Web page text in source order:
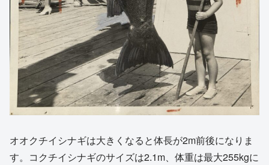
オオクチイシナギは大きくなると体長が2m前後になりま
す。コクチイシナギのサイズは2.1m、体重は最大255kgに